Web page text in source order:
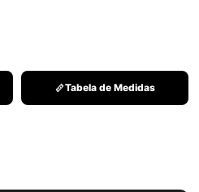
Tabela de Medidas